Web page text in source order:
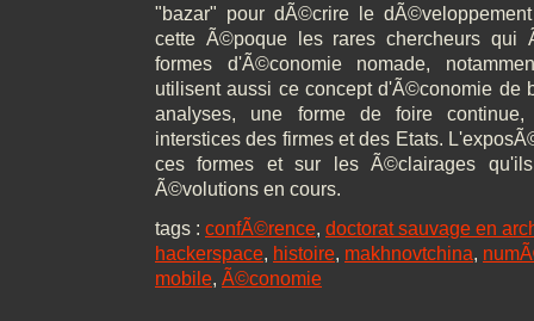
"bazar" pour dÃ©crire le
cette Ã©poque les rares chercheurs qui
formes d'Ã©conomie nomade,
utilisent aussi ce concept d'Ã©conomie de
analyses, une forme de foire continue,
interstices des firmes et des Etats.
ces formes et sur les Ã©clairages
Ã©volutions en cours.
tags : confÃ©rence, doctorat sauvage en
hackerspace, histoire, makhnovtchina,
mobile, Ã©conomie